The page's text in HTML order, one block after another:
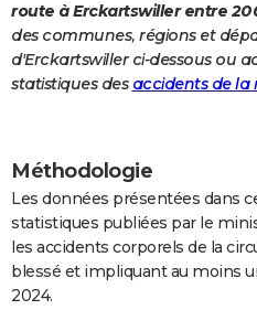
Carte de Noël
Carte Bonne année
Carte Saint-Valentin
Carte Pâques
Carte d'anniversaire
DICTIONNAIRE
Dictionnaire
Biographies
Citations
Expressions
Proverbes
PROGRAMME TV
FORUM
Bricolage
Television
route à Erckartswiller entre
des communes, régions et
d'Erckartswiller ci-dessous ou
statistiques des accidents de la
Méthodologie
Les données présentées dans
statistiques publiées par le
les accidents corporels de la
blessé et impliquant au moins
2024.